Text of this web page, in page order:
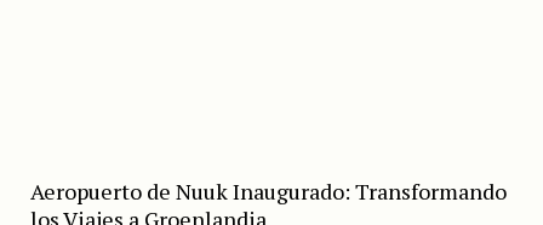
Aeropuerto de Nuuk Inaugurado: Transformando